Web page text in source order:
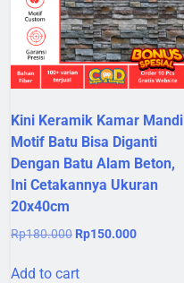
Kini Keramik Kamar Mandi
Motif Batu Bisa Diganti
Dengan Batu Alam Beton,
Ini Cetakannya Ukuran
20x40cm
Rp180.000 Original
was:
Rp150.000Current
Add to cart